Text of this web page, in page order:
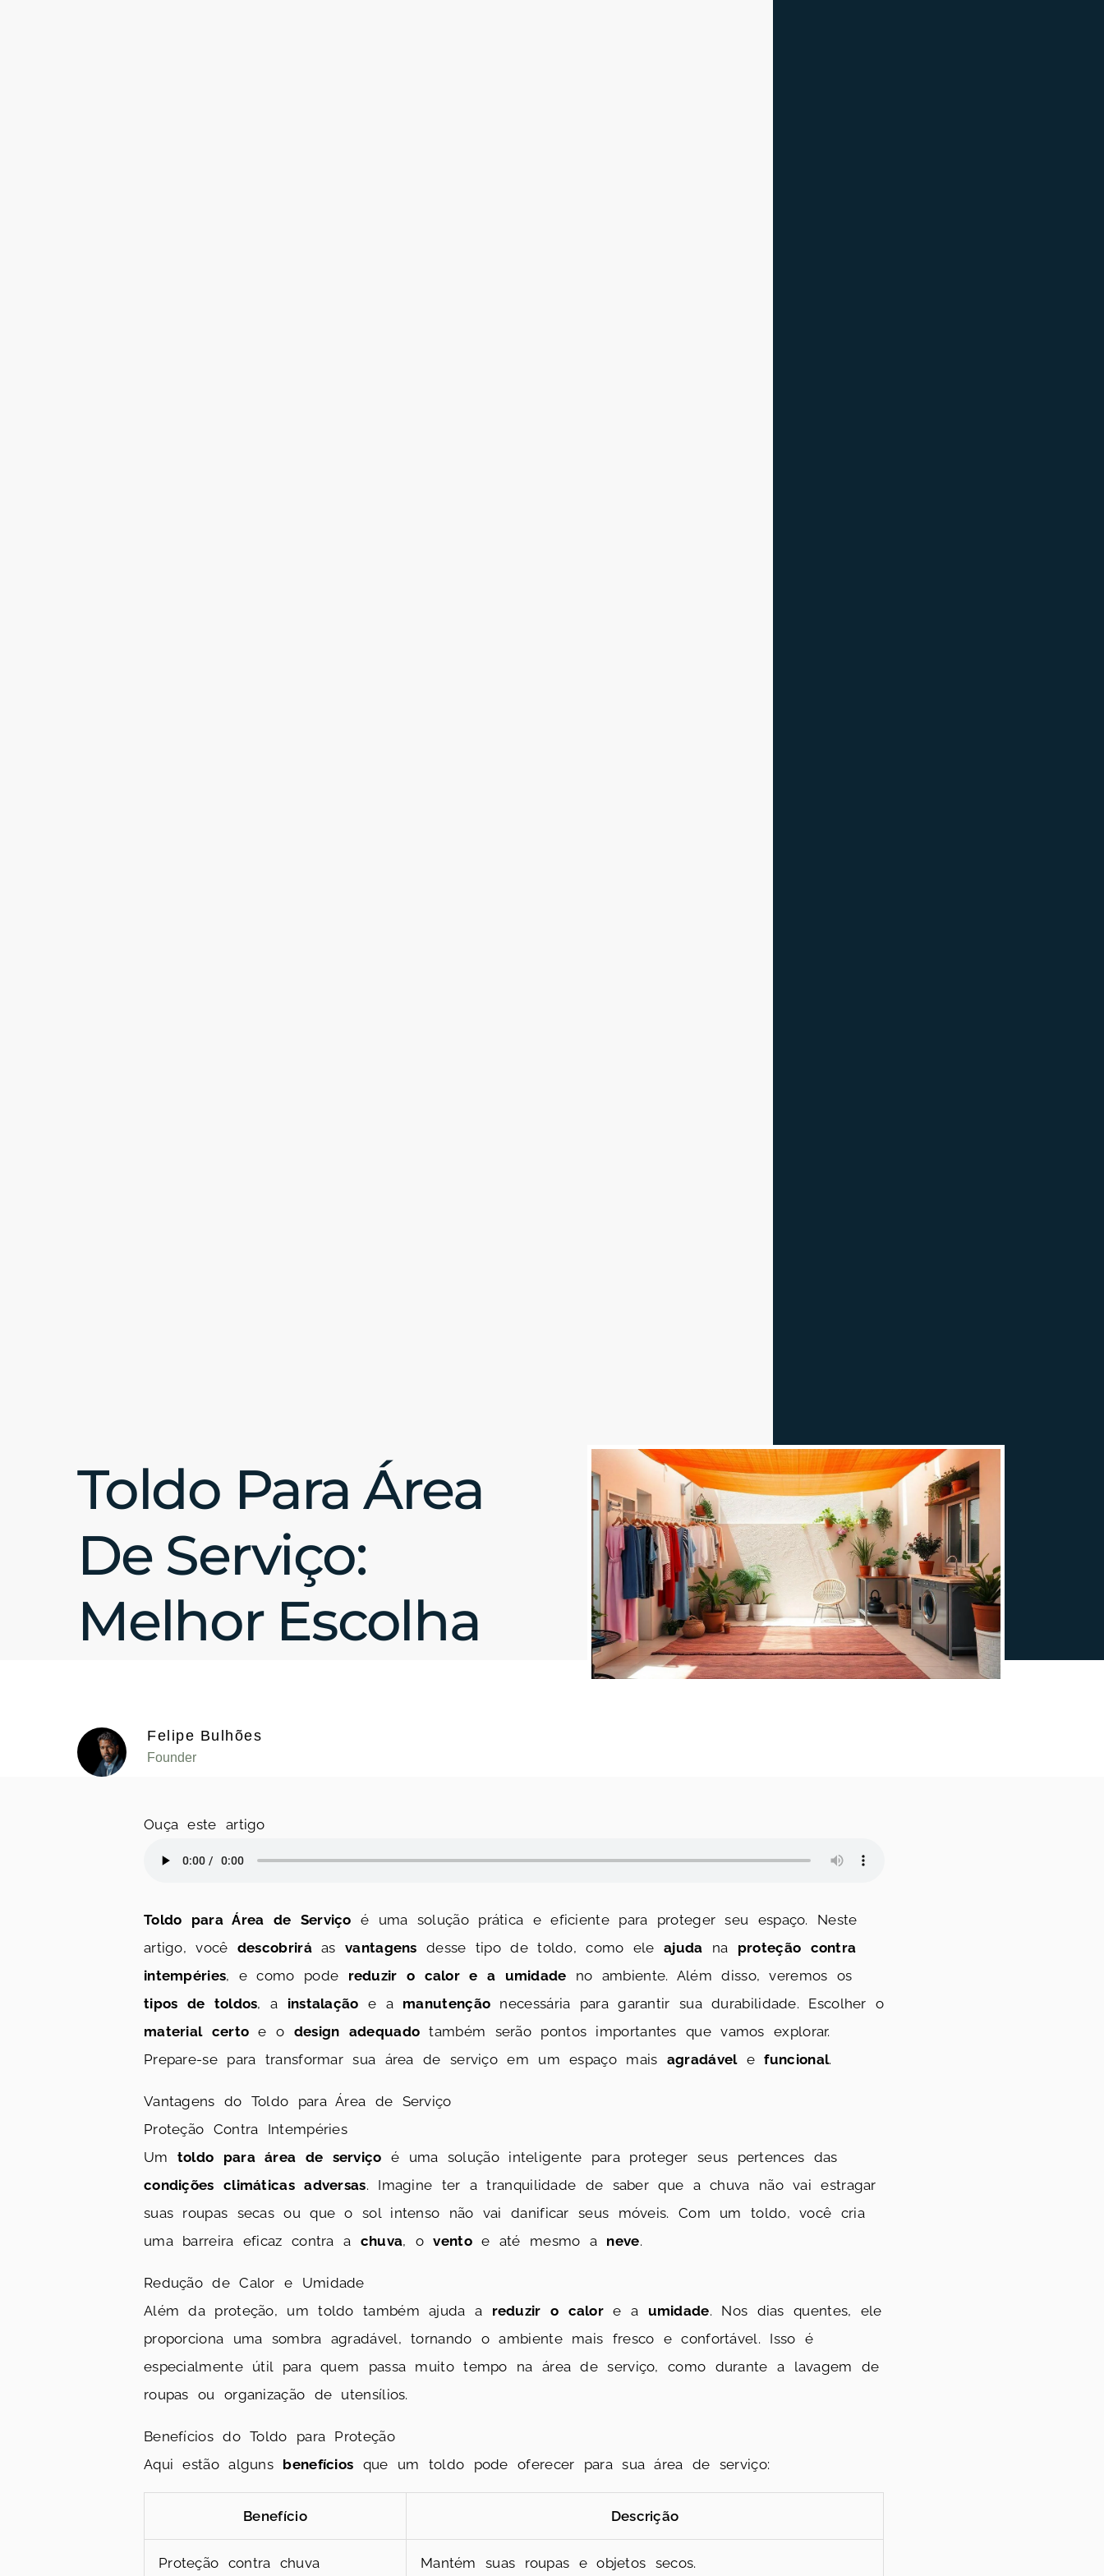
Toldo Para Área
De Serviço:
Melhor Escolha
Felipe Bulhões
Founder
Ouça este artigo
Toldo para Área de Serviço é uma solução prática e eficiente para proteger seu espaço. Neste
artigo, você descobriráasvantagens desse tipo de toldo, como eleajuda na proteção contra
intempéries, e como pode reduzir o calor e a umidade no ambiente. Além disso, veremos os
tipos de toldos, a instalação e a manutenção necessária para garantir sua durabilidade. Escolher o
material certo e o design adequado também serão pontos importantes que vamos explorar.
Prepare-se para transformar sua área de serviço em um espaço mais agradávelefuncional.
Vantagens do Toldo para Área de Serviço
Proteção Contra Intempéries
Um toldo para área de serviço é uma solução inteligente para proteger seus pertences das
condições climáticas adversas. Imagine ter a tranquilidade de saber que a chuva não vai estragar
suas roupas secas ou que o sol intenso não vai danificar seus móveis. Com um toldo, você cria
uma barreira eficaz contra a chuva, oventoe até mesmo a neve.
Redução de Calor e Umidade
Além da proteção, um toldo também ajuda a reduzir o calor e a umidade. Nos dias quentes, ele
proporciona uma sombra agradável, tornando o ambiente mais fresco e confortável. Isso é
especialmente útil para quem passa muito tempo na área de serviço, como durante a lavagem de
roupas ou organização de utensílios.
Benefícios do Toldo para Proteção
Aqui estão alguns benefícios que um toldo pode oferecer para sua área de serviço:
Benefício Descrição
Proteção contra chuva Mantém suas roupas e objetos secos.